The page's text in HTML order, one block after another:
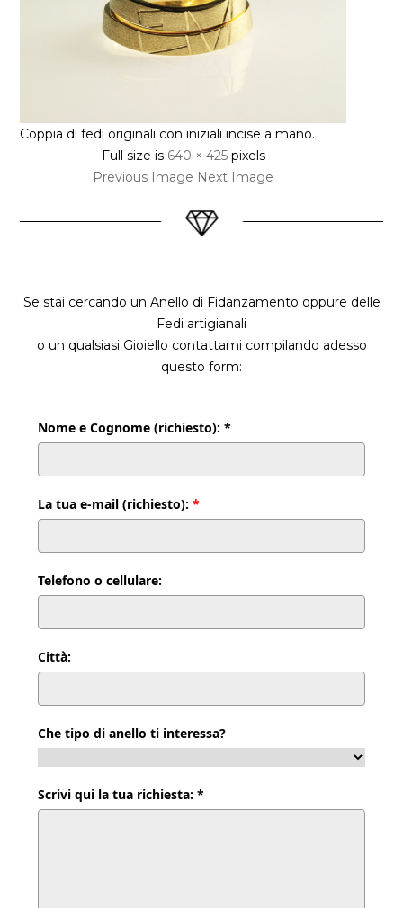
Coppia di fedi originali con iniziali incise a mano.
Full size is 640 × 425pixels
Previous Image Next Image
Se stai cercando un Anello di Fidanzamento oppure delle
Fedi artigianali
o un qualsiasi Gioiello contattami compilando adesso
questo form:
Nome e Cognome (richiesto): *
La tua e-mail (richiesto):*
Telefono o cellulare:
Città:
Che tipo di anello ti interessa?
Scrivi qui la tua richiesta: *